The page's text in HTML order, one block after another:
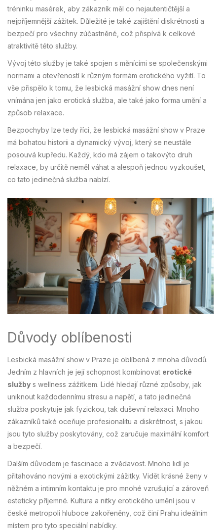
tréninku masérek, aby zákazník měl co nejautentičtější a
nejpříjemnější zážitek. Důležité je také zajištění diskrétnosti a
bezpečí pro všechny zúčastněné, což přispívá k celkové
atraktivitě této služby.
Vývoj této služby je také spojen s měnícími se společenskými
normami a otevřeností k různým formám erotického vyžití. To
vše přispělo k tomu, že lesbická masážní show dnes není
vnímána jen jako erotická služba, ale také jako forma umění a
způsob relaxace.
Bezpochyby lze tedy říci, že lesbická masážní show v Praze
má bohatou historii a dynamický vývoj, který se neustále
posouvá kupředu. Každý, kdo má zájem o takovýto druh
relaxace, by určitě neměl váhat a alespoň jednou vyzkoušet,
co tato jedinečná služba nabízí.
Důvody oblíbenosti
Lesbická masážní show v Praze je oblíbená z mnoha důvodů.
Jedním z hlavních je její schopnost kombinovat erotické
služby s wellness zážitkem. Lidé hledají různé způsoby, jak
uniknout každodennímu stresu a napětí, a tato jedinečná
služba poskytuje jak fyzickou, tak duševní relaxaci. Mnoho
zákazníků také oceňuje profesionalitu a diskrétnost, s jakou
jsou tyto služby poskytovány, což zaručuje maximální komfort
a bezpečí.
Dalším důvodem je fascinace a zvědavost. Mnoho lidí je
přitahováno novými a exotickými zážitky. Vidět krásné ženy v
něžném a intimním kontaktu je pro mnohé vzrušující a zároveň
esteticky příjemné. Kultura a nitky erotického umění jsou v
české metropoli hluboce zakořeněny, což činí Prahu ideálním
místem pro tyto speciální nabídky.